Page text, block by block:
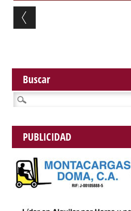
Post navigation
Buscar
Buscar:
PUBLICIDAD